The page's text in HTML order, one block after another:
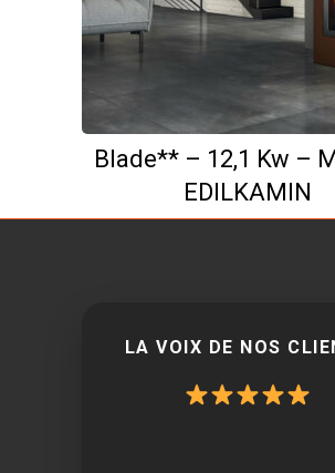
Blade** – 12,1 Kw –
EDILKAMIN
LA VOIX DE NOS